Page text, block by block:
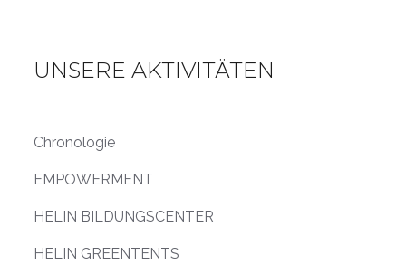
UNSERE AKTIVITÄTEN
Chronologie
EMPOWERMENT
HELIN BILDUNGSCENTER
HELIN GREENTENTS